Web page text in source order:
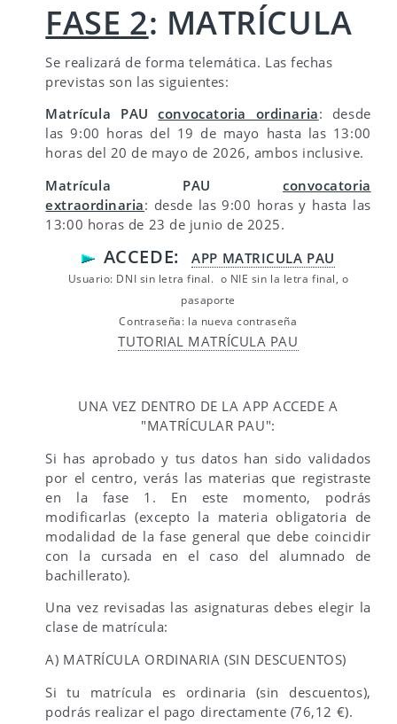
FASE 2: MATRÍCULA
Se realizará de forma telemática. Las fechas
previstas son las siguientes:
Matrícula PAUconvocatoria ordinaria: desde
las 9:00 horas del 19 de mayo hasta las 13:00
horas del 20 de mayo de 2026, ambos inclusive.
Matrícula PAUconvocatoria
extraordinaria: desde las 9:00 horas y hasta las
13:00 horas de 23 de junio de 2025.
ACCEDE: APP MATRICULA PAU
Usuario: DNI sin letra final. o NIE sin la letra final, o
pasaporte
Contraseña: la nueva contraseña
TUTORIAL MATRÍCULA PAU
UNA VEZ DENTRO DE LA APP ACCEDE A
"MATRÍCULAR PAU":
Si has aprobado y tus datos han sido validados
por el centro, verás las materias que registraste
en la fase 1. En este momento, podrás
modificarlas (excepto la materia obligatoria de
modalidad de la fase general que debe coincidir
con la cursada en el caso del alumnado de
bachillerato).
Una vez revisadas las asignaturas debes elegir la
clase de matrícula:
A) MATRÍCULA ORDINARIA (SIN DESCUENTOS)
Si tu matrícula es ordinaria (sin descuentos),
podrás realizar el pago directamente (76,12 €).